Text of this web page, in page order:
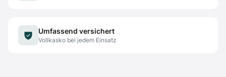
Umfassend versichert
Vollkasko bei jedem Einsatz